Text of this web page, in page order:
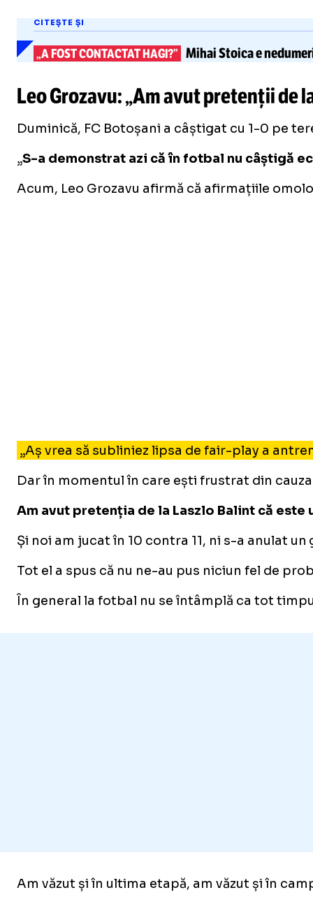
CITEȘTE ȘI
„A FOST CONTACTAT HAGI?” Mihai Stoica e
Leo Grozavu: „Am avut pretenții de
Duminică, FC Botoșani a câștigat cu 1-0 pe
„S-a demonstrat azi că în fotbal nu câștigă
Acum, Leo Grozavu afirmă că afirmațiile
„Aș vrea să subliniez lipsa de fair-play a
Dar în momentul în care ești frustrat din
Am avut pretenția de la Laszlo Balint că
Și noi am jucat în 10 contra 11, ni s-a anulat
Tot el a spus că nu ne-au pus niciun fel de
În general la fotbal nu se întâmplă ca tot
Am văzut și în ultima etapă, am văzut și în